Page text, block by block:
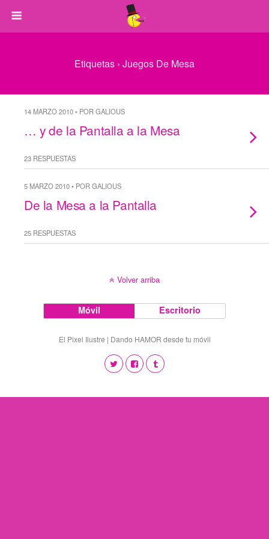
Etiquetas › Juegos De Mesa
14 MARZO 2010 • POR GALIOUS
… y de la Pantalla a la Mesa
23 RESPUESTAS
5 MARZO 2010 • POR GALIOUS
De la Mesa a la Pantalla
25 RESPUESTAS
Volver arriba
Móvil Escritorio
El Pixel Ilustre | Dando HAMOR desde tu móvil